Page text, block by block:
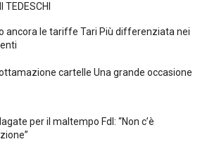
TEDESCHI
ancora le tariffe Tari Più differenziata nei
cartelle Una grande occasione
per il maltempo FdI: “Non c’è